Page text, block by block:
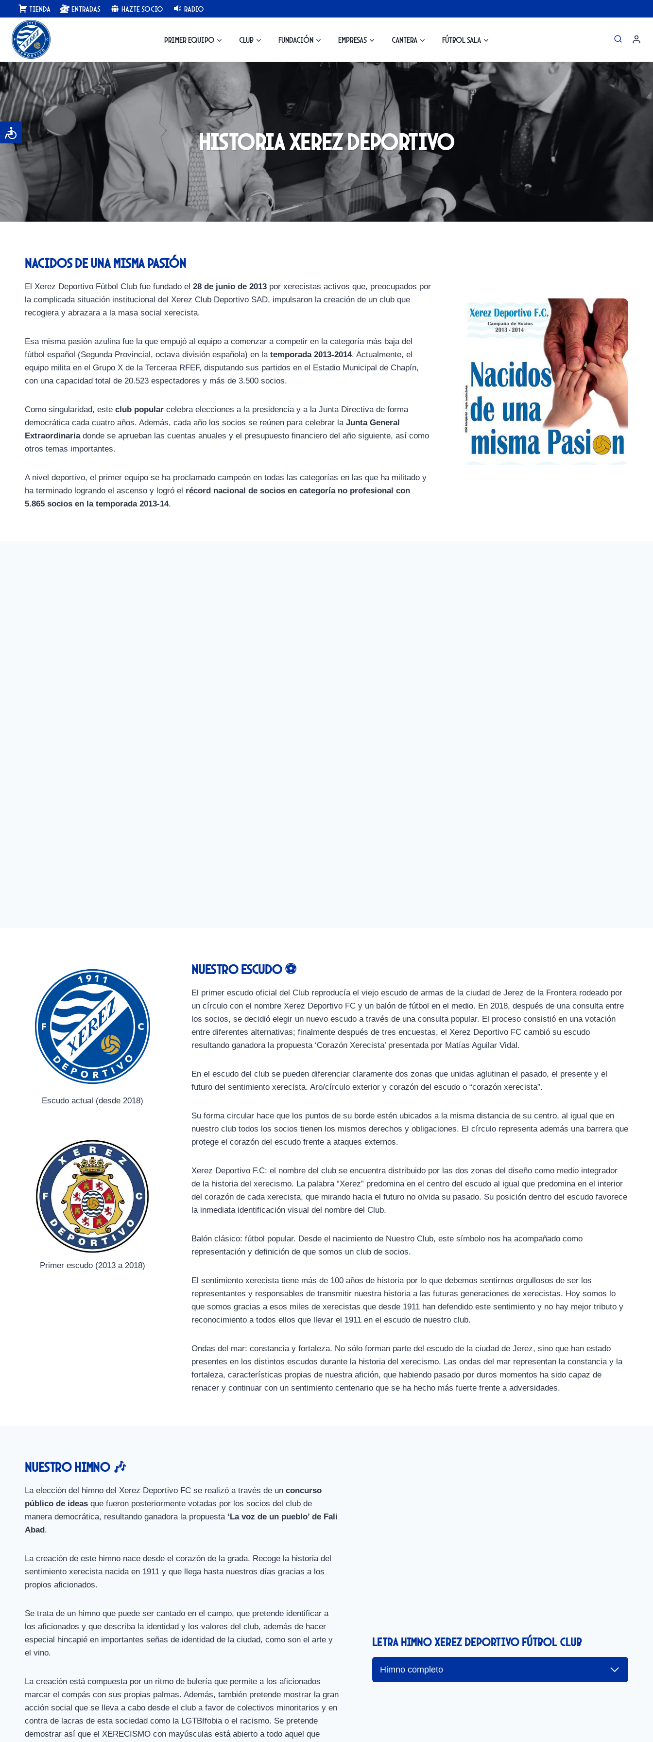
Saltar
al
contenido
Tienda Entradas Hazte Socio Radio
Primer equipo Club Fundación Empresas Cantera Fútbol Sala
Historia Xerez Deportivo
Nacidos de una misma pasión
El Xerez Deportivo Fútbol Club fue fundado el 28 de junio de 2013 por xerecistas activos que, preocupados por
la complicada situación institucional del Xerez Club Deportivo SAD, impulsaron la creación de un club que
recogiera y abrazara a la masa social xerecista.
Esa misma pasión azulina fue la que empujó al equipo a comenzar a competir en la categoría más baja del
fútbol español (Segunda Provincial, octava división española) en la temporada 2013-2014. Actualmente, el
equipo milita en el Grupo X de la Terceraa RFEF, disputando sus partidos en el Estadio Municipal de Chapín,
con una capacidad total de 20.523 espectadores y más de 3.500 socios.
Como singularidad, este club popular celebra elecciones a la presidencia y a la Junta Directiva de forma
democrática cada cuatro años. Además, cada año los socios se reúnen para celebrar la Junta General
Extraordinariadonde se aprueban las cuentas anuales y el presupuesto financiero del año siguiente, así como
otros temas importantes.
A nivel deportivo, el primer equipo se ha proclamado campeón en todas las categorías en las que ha militado y
ha terminado logrando el ascenso y logró el récord nacional de socios en categoría no profesional con
5.865 socios en la temporada 2013-14.
Escudo actual (desde 2018)
Primer escudo (2013 a 2018)
Nuestro escudo ⚽
El primer escudo oficial del Club reproducía el viejo escudo de armas de la ciudad de Jerez de la Frontera rodeado por
un círculo con el nombre Xerez Deportivo FC y un balón de fútbol en el medio. En 2018, después de una consulta entre
los socios, se decidió elegir un nuevo escudo a través de una consulta popular. El proceso consistió en una votación
entre diferentes alternativas; finalmente después de tres encuestas, el Xerez Deportivo FC cambió su escudo
resultando ganadora la propuesta ‘Corazón Xerecista’ presentada por Matías Aguilar Vidal.
En el escudo del club se pueden diferenciar claramente dos zonas que unidas aglutinan el pasado, el presente y el
futuro del sentimiento xerecista. Aro/círculo exterior y corazón del escudo o “corazón xerecista”.
Su forma circular hace que los puntos de su borde estén ubicados a la misma distancia de su centro, al igual que en
nuestro club todos los socios tienen los mismos derechos y obligaciones. El círculo representa además una barrera que
protege el corazón del escudo frente a ataques externos.
Xerez Deportivo F.C: el nombre del club se encuentra distribuido por las dos zonas del diseño como medio integrador
de la historia del xerecismo. La palabra “Xerez” predomina en el centro del escudo al igual que predomina en el interior
del corazón de cada xerecista, que mirando hacia el futuro no olvida su pasado. Su posición dentro del escudo favorece
la inmediata identificación visual del nombre del Club.
Balón clásico: fútbol popular. Desde el nacimiento de Nuestro Club, este símbolo nos ha acompañado como
representación y definición de que somos un club de socios.
El sentimiento xerecista tiene más de 100 años de historia por lo que debemos sentirnos orgullosos de ser los
representantes y responsables de transmitir nuestra historia a las futuras generaciones de xerecistas. Hoy somos lo
que somos gracias a esos miles de xerecistas que desde 1911 han defendido este sentimiento y no hay mejor tributo y
reconocimiento a todos ellos que llevar el 1911 en el escudo de nuestro club.
Ondas del mar: constancia y fortaleza. No sólo forman parte del escudo de la ciudad de Jerez, sino que han estado
presentes en los distintos escudos durante la historia del xerecismo. Las ondas del mar representan la constancia y la
fortaleza, características propias de nuestra afición, que habiendo pasado por duros momentos ha sido capaz de
renacer y continuar con un sentimiento centenario que se ha hecho más fuerte frente a adversidades.
Nuestro himno 🎶
La elección del himno del Xerez Deportivo FC se realizó a través de un concurso
público de ideas que fueron posteriormente votadas por los socios del club de
manera democrática, resultando ganadora la propuesta ‘La voz de un pueblo’ de Fali
Abad.
La creación de este himno nace desde el corazón de la grada. Recoge la historia del
sentimiento xerecista nacida en 1911 y que llega hasta nuestros días gracias a los
propios aficionados.
Se trata de un himno que puede ser cantado en el campo, que pretende identificar a
los aficionados y que describa la identidad y los valores del club, además de hacer
especial hincapié en importantes señas de identidad de la ciudad, como son el arte y
el vino.
La creación está compuesta por un ritmo de bulería que permite a los aficionados
marcar el compás con sus propias palmas. Además, también pretende mostrar la gran
acción social que se lleva a cabo desde el club a favor de colectivos minoritarios y en
contra de lacras de esta sociedad como la LGTBIfobia o el racismo. Se pretende
demostrar así que el XERECISMO con mayúsculas está abierto a todo aquel que
Letra himno Xerez Deportivo Fútbol Club
Himno completo